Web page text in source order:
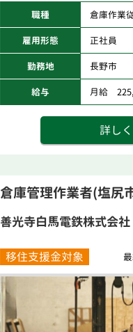
職種 倉庫作業
雇用形態 正社員
勤務地 長野市
給与 月給
詳し
倉庫管理作業者(塩尻
善光寺白馬電鉄株式会社
移住支援金対象